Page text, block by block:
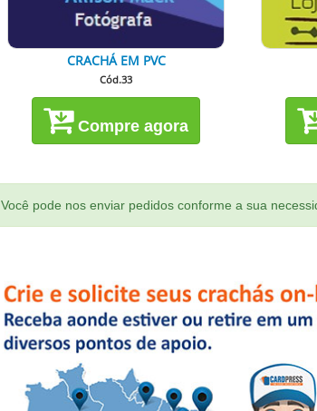
CRACHÁ EM PVC
Cód.33
Compre agora
Você pode nos enviar pedidos conforme a sua